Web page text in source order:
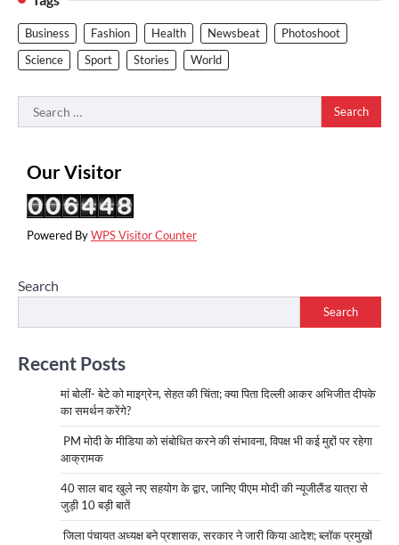
Business Fashion Health Newsbeat
Photoshoot
Science
Sport Stories World
Search
for:
Our Visitor
Powered ByWPS Visitor Counter
Search
Search
Recent Posts
मां बोलीं- बेटे को माइग्रेन, सेहत की चिंता; क्या पिता दिल्ली आकर अभिजीत दीपके
का समर्थन करेंगे?
PM मोदी के मीडिया को संबोधित करने की संभावना, विपक्ष भी कई मुद्दों पर रहेगा
आक्रामक
40 साल बाद खुले नए सहयोग के द्वार, जानिए पीएम मोदी की न्यूजीलैंड यात्रा से
जुड़ी 10 बड़ी बातें
जिला पंचायत अध्यक्ष बने प्रशासक, सरकार ने जारी किया आदेश; ब्लॉक प्रमुखों